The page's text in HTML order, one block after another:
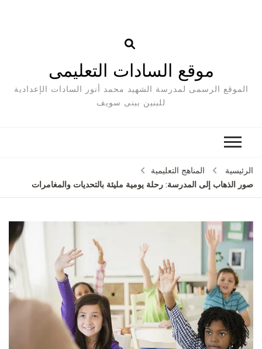
موقع السادات التعليمى
الموقع الرسمى لمدرسة الشهيد محمد أنور السادات الإعدادية
للبنين ببنى سويف
الرئيسية
المناهج التعليمية
صور الذهاب إلى المدرسة: رحلة يومية مليئة بالتحديات والمغامرات